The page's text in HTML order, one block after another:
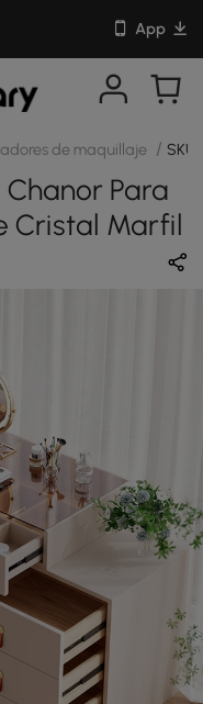
App
de maquillaje /
Para
Cristal Marfil